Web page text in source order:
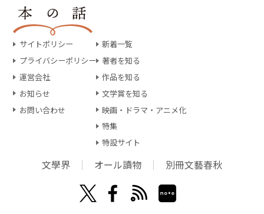
サイトポリシー
プライバシーポリシー
運営会社
お知らせ
お問い合わせ
新着一覧
著者を知る
作品を知る
文学賞を知る
映画・ドラマ・アニメ化
特集
特設サイト
文學界 オール讀物 別冊文藝春秋